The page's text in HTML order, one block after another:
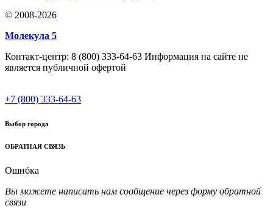
© 2008-2026
Молекула 5
Контакт-центр: 8 (800) 333-64-63 Информация на сайте не
является публичной офертой
+7 (800) 333-64-63
Выбор города
ОБРАТНАЯ СВЯЗЬ
Ошибка
Вы можете написать нам сообщение через форму обратной
связи